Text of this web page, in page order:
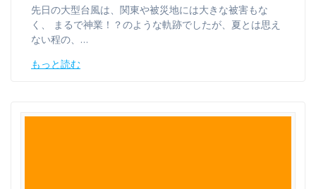
先日の大型台風は、関東や被災地には大きな被害もな
く、 まるで神業！？のような軌跡でしたが、夏とは思え
ない程の、…
もっと読む